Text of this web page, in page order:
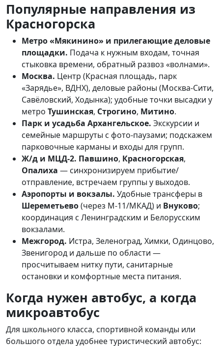
Популярные направления из
Красногорска
Метро «Мякинино» и прилегающие деловые
площадки. Подача к нужным входам, точная
стыковка времени, обратный развоз «волнами».
Москва. Центр (Красная площадь, парк
«Зарядье», ВДНХ), деловые районы (Москва-Сити,
Савёловский, Ходынка); удобные точки высадки у
метро Тушинская, Строгино, Митино.
Парк и усадьба Архангельское. Экскурсии и
семейные маршруты с фото-паузами; подскажем
парковочные карманы и входы для групп.
Ж/д и МЦД-2. Павшино, Красногорская,
Опалиха — синхронизируем прибытие/
отправление, встречаем группы у выходов.
Аэропорты и вокзалы. Удобные трансферы в
Шереметьево(через М-11/МКАД) и Внуково;
координация с Ленинградским и Белорусским
вокзалами.
Межгород. Истра, Зеленоград, Химки, Одинцово,
Звенигород и дальше по области —
просчитываем нитку пути, санитарные
остановки и комфортные места питания.
Когда нужен автобус, а когда
микроавтобус
Для школьного класса, спортивной команды или
большого отдела удобнее туристический автобус: